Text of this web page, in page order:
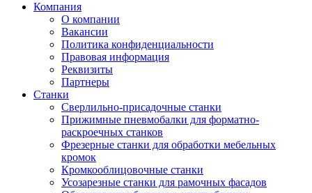
Компания
О компании
Вакансии
Политика конфиденциальности
Правовая информация
Реквизиты
Партнеры
Станки
Сверлильно-присадочные станки
Прижимные пневмобалки для форматно-
раскроечных станков
Фрезерные станки для обработки мебельных
кромок
Кромкооблицовочные станки
Усозарезные станки для рамочных фасадов